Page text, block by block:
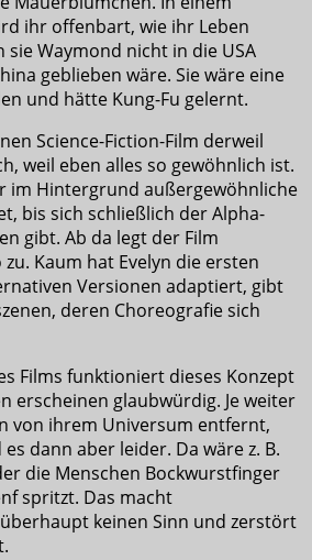
ihr offenbart, wie ihr Leben
sie Waymond nicht in die USA
geblieben wäre. Sie wäre eine
und hätte Kung-Fu gelernt.
Science-Fiction-Film derweil
weil eben alles so gewöhnlich ist.
im Hintergrund außergewöhnliche
bis sich schließlich der Alpha-
gibt. Ab da legt der Film
Kaum hat Evelyn die ersten
Versionen adaptiert, gibt
deren Choreografie sich
Films funktioniert dieses Konzept
erscheinen glaubwürdig. Je weiter
von ihrem Universum entfernt,
dann aber leider. Da wäre z. B.
die Menschen Bockwurstfinger
spritzt. Das macht
keinen Sinn und zerstört